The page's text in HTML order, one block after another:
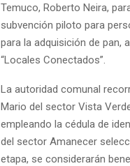
Temuco, Roberto Neira,
subvención piloto para
para la adquisición de pan,
“Locales Conectados”.
La autoridad comunal
Mario del sector Vista
empleando la cédula de
del sector Amanecer
etapa, se considerarán